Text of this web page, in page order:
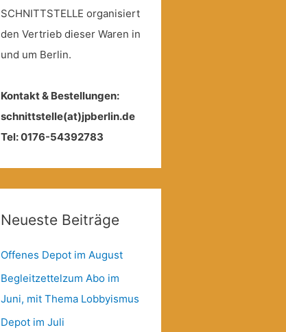
SCHNITTSTELLE organisiert
den Vertrieb dieser Waren in
und um Berlin.
Kontakt & Bestellungen:
schnittstelle(at)jpberlin.de
Tel: 0176-54392783
Neueste Beiträge
Offenes Depot im August
Begleitzettelzum Abo im
Juni, mit Thema Lobbyismus
Depot im Juli